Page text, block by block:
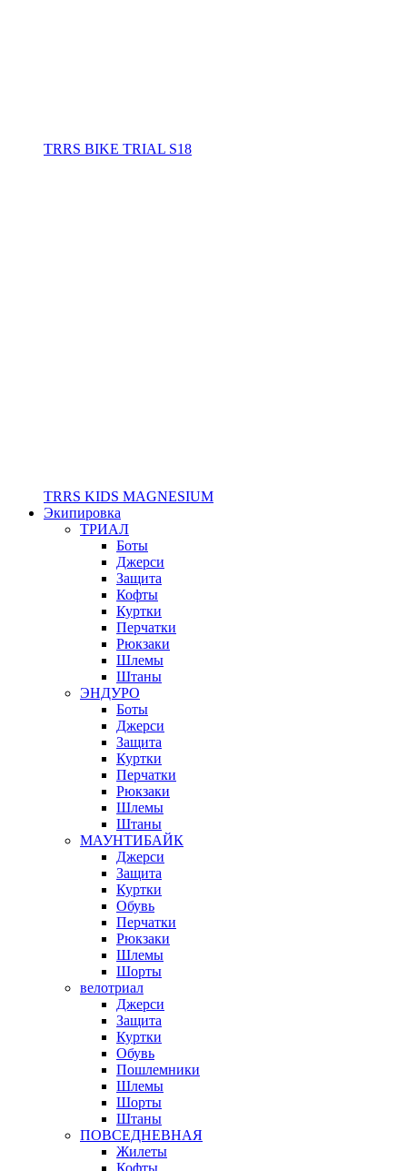
TRRS BIKE TRIAL S18
TRRS KIDS MAGNESIUM
Экипировка
ТРИАЛ
Боты
Джерси
Защита
Кофты
Куртки
Перчатки
Рюкзаки
Шлемы
Штаны
ЭНДУРО
Боты
Джерси
Защита
Куртки
Перчатки
Рюкзаки
Шлемы
Штаны
МАУНТИБАЙК
Джерси
Защита
Куртки
Обувь
Перчатки
Рюкзаки
Шлемы
Шорты
велотриал
Джерси
Защита
Куртки
Обувь
Пошлемники
Шлемы
Шорты
Штаны
ПОВСЕДНЕВНАЯ
Жилеты
Кофты